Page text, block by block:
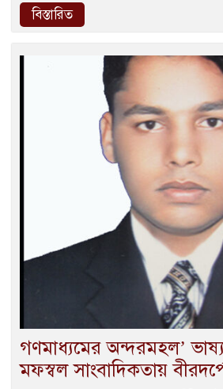
বিস্তারিত
গণমাধ্যমের অন্দরমহল’
মফস্বল সাংবাদিকতায়